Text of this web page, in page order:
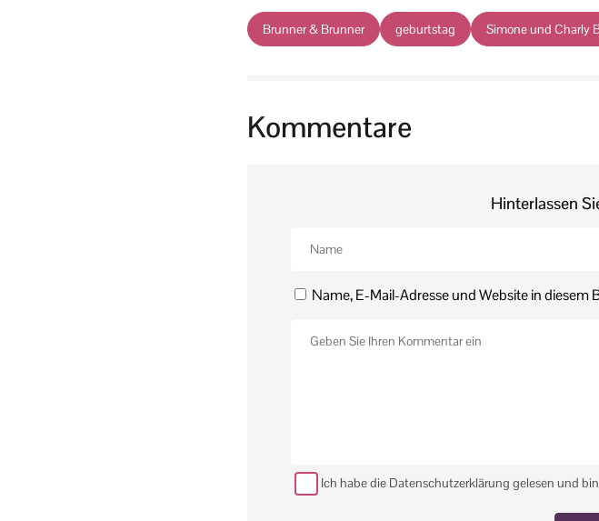
Brunner & Brunner geburtstag Simone und Charly
Kommentare
Hinterlassen
Name, E-Mail-Adresse und Website in
Ich habe die Datenschutzerklärung gelesen und